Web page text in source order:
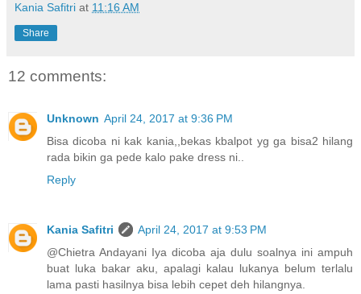
Kania Safitri at 11:16 AM
Share
12 comments:
Unknown April 24, 2017 at 9:36 PM
Bisa dicoba ni kak kania,,bekas kbalpot yg ga bisa2 hilang
rada bikin ga pede kalo pake dress ni..
Reply
Kania Safitri
April 24, 2017 at 9:53 PM
@Chietra Andayani Iya dicoba aja dulu soalnya ini ampuh
buat luka bakar aku, apalagi kalau lukanya belum terlalu
lama pasti hasilnya bisa lebih cepet deh hilangnya.